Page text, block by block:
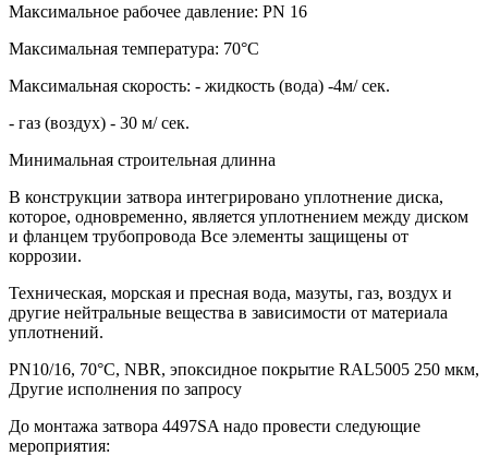
Максимальное рабочее давление: PN 16
Максимальная температура: 70°С
Максимальная скорость: - жидкость (вода) -4м/ сек.
- газ (воздух) - 30 м/ сек.
Минимальная строительная длинна
В конструкции затвора интегрировано уплотнение диска,
которое, одновременно, является уплотнением между диском
и фланцем трубопровода Все элементы защищены от
коррозии.
Техническая, морская и пресная вода, мазуты, газ, воздух и
другие нейтральные вещества в зависимости от материала
уплотнений.
PN10/16, 70°С, NBR, эпоксидное покрытие RAL5005 250 мкм,
Другие исполнения по запросу
До монтажа затвора 4497SA надо провести следующие
мероприятия: